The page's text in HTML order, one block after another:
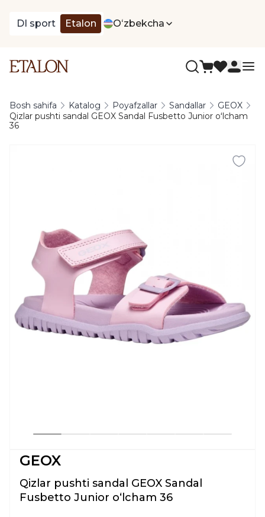
DI sport Etalon Oʻzbekcha
Bosh sahifa Katalog Poyafzallar Sandallar
GEOX
Qizlar pushti sandal GEOX Sandal Fusbetto Junior oʻlcham
36
GEOX
Qizlar pushti sandal GEOX Sandal
Fusbetto Junior oʻlcham 36